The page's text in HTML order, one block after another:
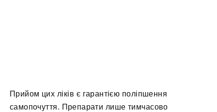
Прийом цих ліків є гарантією поліпшення
самопочуття. Препарати лише тимчасово